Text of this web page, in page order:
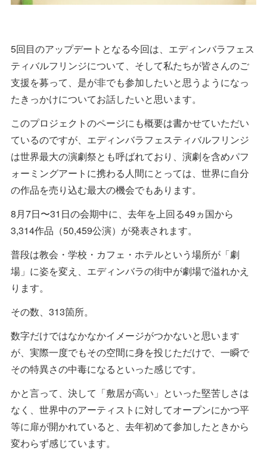
5回目のアップデートとなる今回は、エディンバラフェス
ティバルフリンジについて、そして私たちが皆さんのご
支援を募って、是が非でも参加したいと思うようになっ
たきっかけについてお話したいと思います。
このプロジェクトのページにも概要は書かせていただい
ているのですが、エディンバラフェスティバルフリンジ
は世界最大の演劇祭とも呼ばれており、演劇を含めパフ
ォーミングアートに携わる人間にとっては、世界に自分
の作品を売り込む最大の機会でもあります。
8月7日〜31日の会期中に、去年を上回る49ヵ国から
3,314作品（50,459公演）が発表されます。
普段は教会・学校・カフェ・ホテルという場所が「劇
場」に姿を変え、エディンバラの街中が劇場で溢れかえ
ります。
その数、313箇所。
数字だけではなかなかイメージがつかないと思います
が、実際一度でもその空間に身を投じただけで、一瞬で
その特異さの中毒になるといった感じです。
かと言って、決して「敷居が高い」といった堅苦しさは
なく、世界中のアーティストに対してオープンにかつ平
等に扉が開かれていると、去年初めて参加したときから
変わらず感じています。